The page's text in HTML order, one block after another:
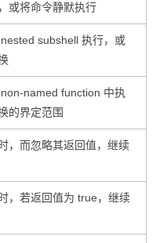
或将命令静默执行
subshell 执行，或
named function 中执
的界定范围
，而忽略其返回值，继续
，若返回值为 true，继续